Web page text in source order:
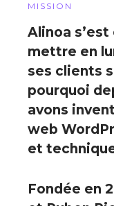
MISSION
Alinoa
mettre en
ses clients
pourquoi
avons
web
et
Fondée en